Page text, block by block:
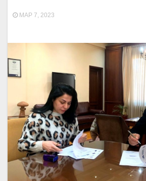
ΜΑΡ 7, 2023